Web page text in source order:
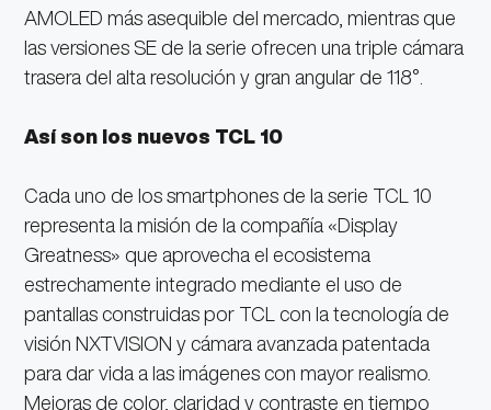
AMOLED más asequible del mercado, mientras que
las versiones SE de la serie ofrecen una triple cámara
trasera del alta resolución y gran angular de 118°.
Así son los nuevos TCL 10
Cada uno de los smartphones de la serie TCL 10
representa la misión de la compañía «Display
Greatness» que aprovecha el ecosistema
estrechamente integrado mediante el uso de
pantallas construidas por TCL con la tecnología de
visión NXTVISION y cámara avanzada patentada
para dar vida a las imágenes con mayor realismo.
Mejoras de color, claridad y contraste en tiempo